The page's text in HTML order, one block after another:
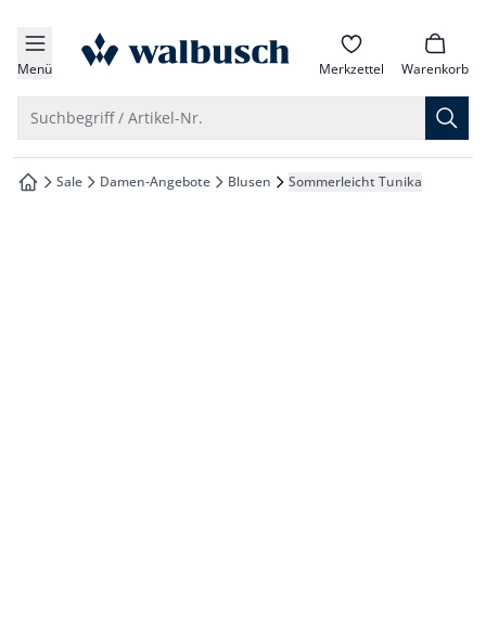
springen
springen
springen
springen
Menü zur Startseite Merkzettel Warenkorb
Suchbegriff / Artikel-Nr.
zur Startseite
Sale Damen-Angebote Blusen Sommerleicht Tunika